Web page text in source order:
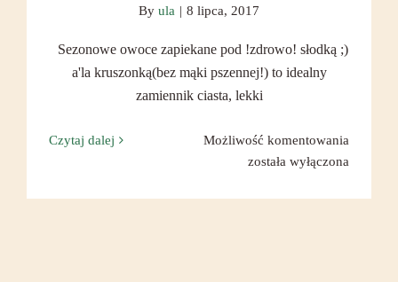
By ula | 8 lipca, 2017
Sezonowe owoce zapiekane pod !zdrowo! słodką ;)
a'la kruszonką(bez mąki pszennej!) to idealny
zamiennik ciasta, lekki
Czytaj dalej Możliwość komentowania
(crumble
została wyłączona